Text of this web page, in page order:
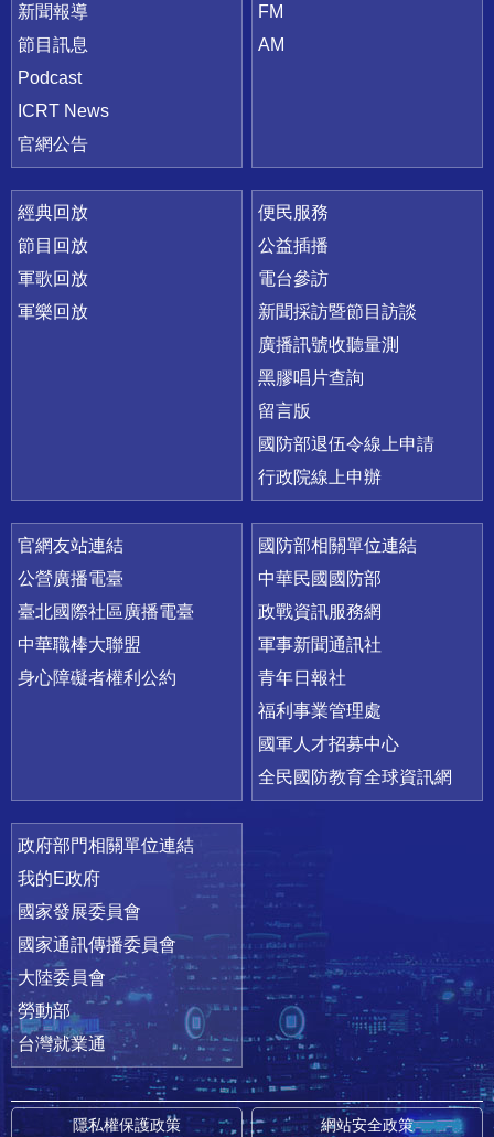
新聞報導
節目訊息
Podcast
ICRT News
官網公告
FM
AM
經典回放
節目回放
軍歌回放
軍樂回放
便民服務
公益插播
電台參訪
新聞採訪暨節目訪談
廣播訊號收聽量測
黑膠唱片查詢
留言版
國防部退伍令線上申請
行政院線上申辦
官網友站連結
公營廣播電臺
臺北國際社區廣播電臺
中華職棒大聯盟
身心障礙者權利公約
國防部相關單位連結
中華民國國防部
政戰資訊服務網
軍事新聞通訊社
青年日報社
福利事業管理處
國軍人才招募中心
全民國防教育全球資訊網
政府部門相關單位連結
我的E政府
國家發展委員會
國家通訊傳播委員會
大陸委員會
勞動部
台灣就業通
隱私權保護政策 網站安全政策